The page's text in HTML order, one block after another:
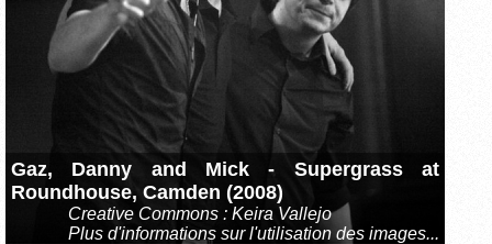
Gaz, Danny and Mick - Supergrass at
Roundhouse, Camden (2008)
Creative Commons : Keira Vallejo
Plus d'informations sur l'utilisation des images...